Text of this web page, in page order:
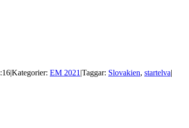
|Kategorier: EM 2021 |Taggar: Slovakien, startelva|